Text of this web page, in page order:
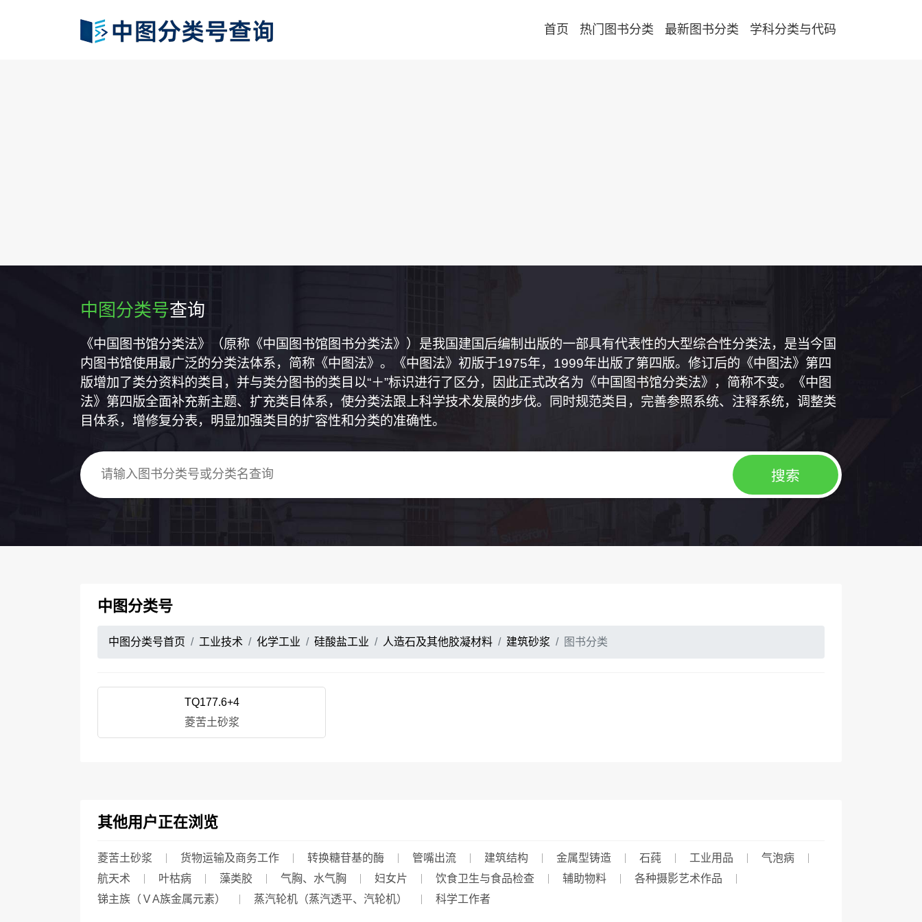
首页 热门图书分类 最新图书分类 学科分类与代码
中图分类号查询
《中国图书馆分类法》（原称《中国图书馆图书分类法》）是我国建国后编制出版的一部具有代表性的大型综合性分类法，是当今国
内图书馆使用最广泛的分类法体系，简称《中图法》。《中图法》初版于1975年，1999年出版了第四版。修订后的《中图法》第四
版增加了类分资料的类目，并与类分图书的类目以“＋”标识进行了区分，因此正式改名为《中国图书馆分类法》，简称不变。《中图
法》第四版全面补充新主题、扩充类目体系，使分类法跟上科学技术发展的步伐。同时规范类目，完善参照系统、注释系统，调整类
目体系，增修复分表，明显加强类目的扩容性和分类的准确性。
中图分类号
中图分类号首页 工业技术 化学工业 硅酸盐工业 人造石及其他胶凝材料 建筑砂浆 图书分类
TQ177.6+4
菱苦土砂浆
其他用户正在浏览
菱苦土砂浆 货物运输及商务工作 转换糖苷基的酶 管嘴出流 建筑结构 金属型铸造 石莼 工业用品
气泡病
航天术
叶枯病 藻类胶 气胸、水气胸 妇女片 饮食卫生与食品检查 辅助物料
各种摄影艺术作品
锑主族（ＶA族金属元素）
蒸汽轮机（蒸汽透平、汽轮机） 科学工作者